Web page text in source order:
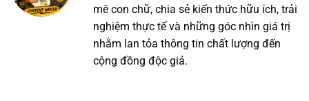
mê con chữ, chia sẻ kiến thức hữu ích, trải
nghiệm thực tế và những góc nhìn giá trị
nhằm lan tỏa thông tin chất lượng đến
cộng đồng độc giả.